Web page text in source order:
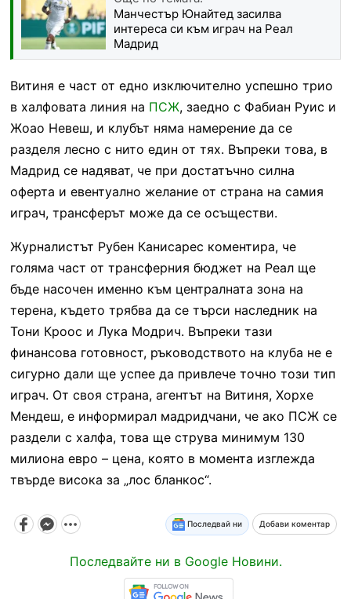
Манчестър Юнайтед засилва
интереса си към играч на Реал
Мадрид
Витиня е част от едно изключително успешно трио
в халфовата линия на ПСЖ, заедно с Фабиан Руис и
Жоао Невеш, и клубът няма намерение да се
разделя лесно с нито един от тях. Въпреки това, в
Мадрид се надяват, че при достатъчно силна
оферта и евентуално желание от страна на самия
играч, трансферът може да се осъществи.
Журналистът Рубен Канисарес коментира, че
голяма част от трансферния бюджет на Реал ще
бъде насочен именно към централната зона на
терена, където трябва да се търси наследник на
Тони Кроос и Лука Модрич. Въпреки тази
финансова готовност, ръководството на клуба не е
сигурно дали ще успее да привлече точно този тип
играч. От своя страна, агентът на Витиня, Хорхе
Мендеш, е информирал мадридчани, че ако ПСЖ се
раздели с халфа, това ще струва минимум 130
милиона евро – цена, която в момента изглежда
твърде висока за „лос бланкос“.
Последвай ни Добави коментар
Последвайте ни в Google Новини.